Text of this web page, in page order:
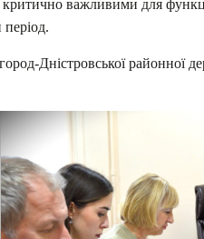
критично важливими для
Дністровської районної